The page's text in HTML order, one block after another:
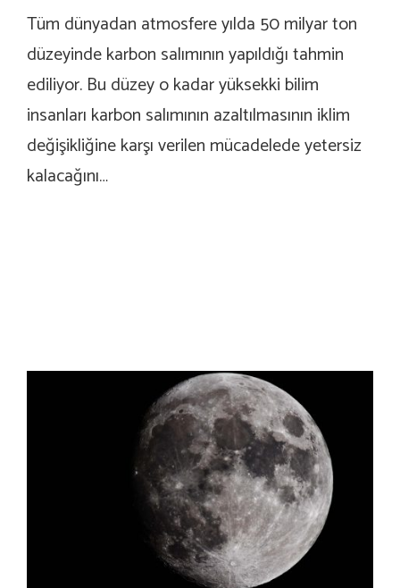
Tüm dünyadan atmosfere yılda 50 milyar ton
düzeyinde karbon salımının yapıldığı tahmin
ediliyor. Bu düzey o kadar yüksekki bilim
insanları karbon salımının azaltılmasının iklim
değişikliğine karşı verilen mücadelede yetersiz
kalacağını…